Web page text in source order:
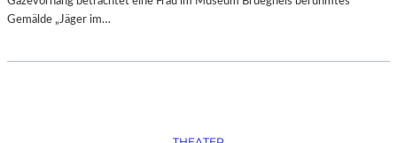
Gemälde „Jäger im…